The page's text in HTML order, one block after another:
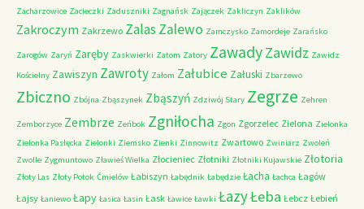
Zacharzowice Zacieczki Zaduszniki Zagnańsk Zajączek Zakliczyn Zaklików
Zakroczym Zakrzewo ZalasZalewo Zamczysko Zamordeje Zarańsko
Zarogów Zaryń Zaręby Zaskwierki Zatom Zatory ZawadyZawidz Zawidz
Kościelny Zawiszyn Zawroty Załom Załubice Załuski Zbarzewo
Zbiczno Zbójna Zbąszynek Zbąszyń Zdziwój Stary Zegrze Zehren
Zemborzyce Zembrze Zeńbok Zgniłocha Zgon Zgorzelec Zielona Zielonka
Zielonka Pasłęcka Zielonki Ziemsko Zienki Zinnowitz Zwartowo Zwiniarz Zwoleń
Zwolle Zygmuntowo Zławieś Wielka Złocieniec Złotniki Złotniki Kujawskie Złotoria
Złoty Las Złoty Potok Ćmielów Łabiszyn Łabędnik Łabędzie Łacha Łachca Łagów
Łajsy Łaniewo Łapy Łasica Łasin Łask Ławice Ławki ŁazyŁeba Łebcz Łebień